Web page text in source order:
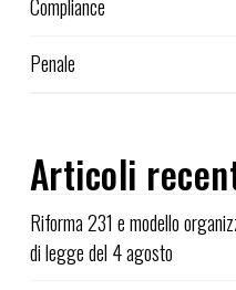
Compliance
Penale
Articoli
Riforma 231 e modello
di legge del 4 agosto